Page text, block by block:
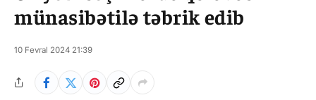
münasibətilə təbrik edib
10 Fevral 2024 21:39